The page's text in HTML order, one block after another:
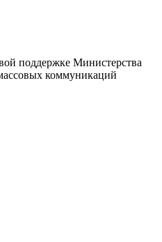
поддержке Министерства
коммуникаций